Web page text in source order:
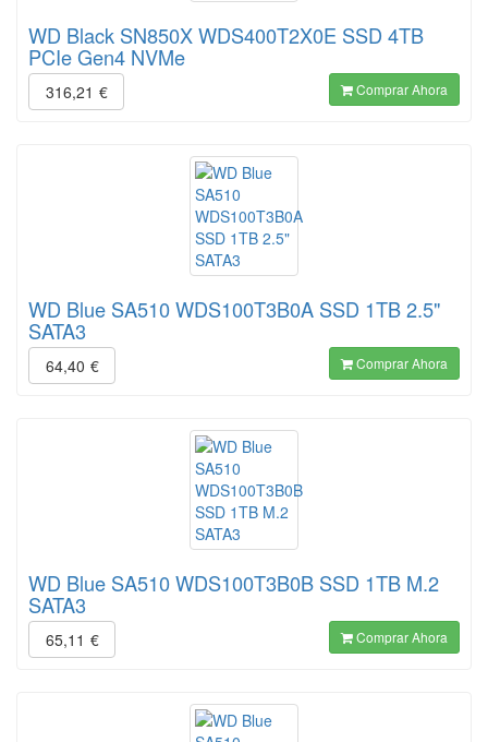
WD Black SN850X WDS400T2X0E SSD 4TB
PCIe Gen4 NVMe
316,21 € Comprar Ahora
WD Blue SA510 WDS100T3B0A SSD 1TB 2.5"
SATA3
64,40 € Comprar Ahora
WD Blue SA510 WDS100T3B0B SSD 1TB M.2
SATA3
65,11 € Comprar Ahora